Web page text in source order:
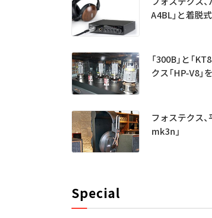
A4BL」と着脱
「300B」と「
クス「HP-V8」
フォステクス
mk3n」
Special